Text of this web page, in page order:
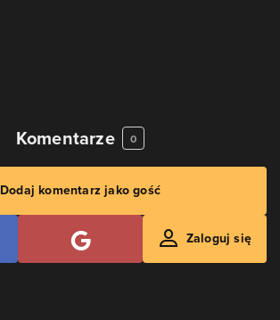
Komentarze 0
Dodaj komentarz jako gość
Zaloguj się